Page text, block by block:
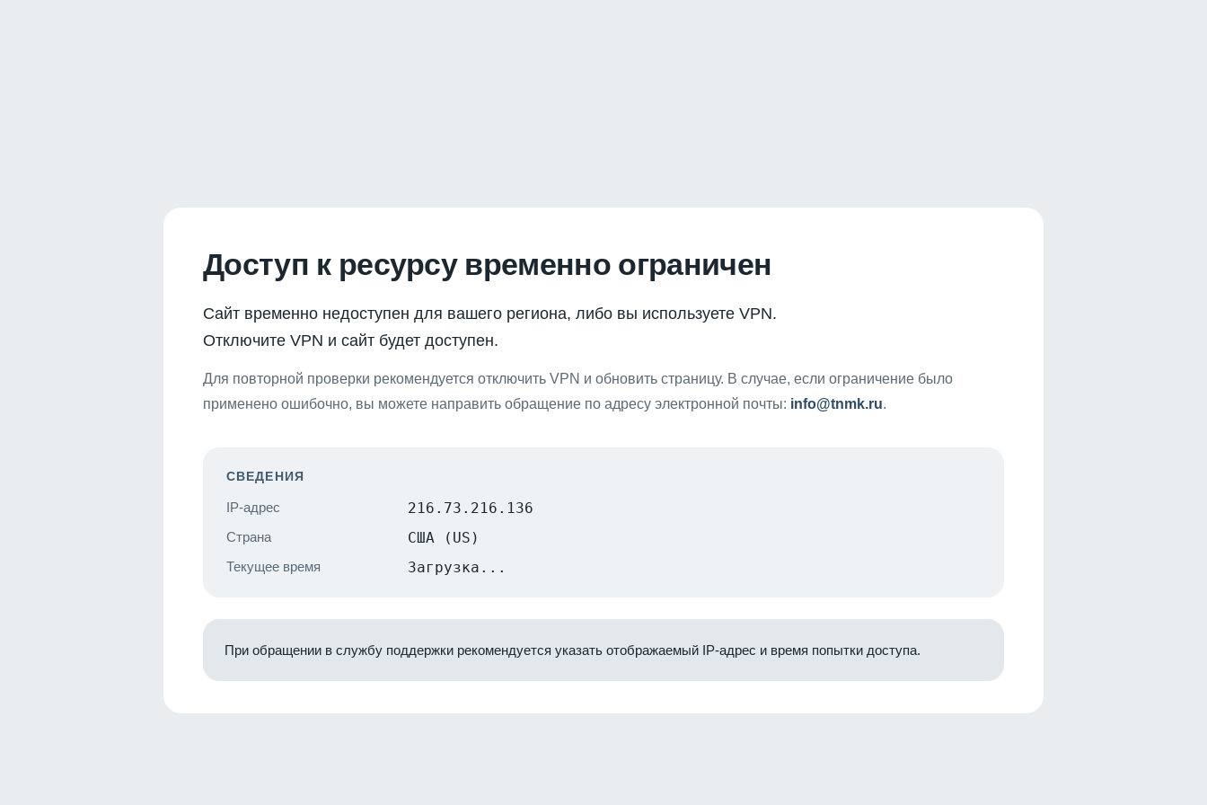
Доступ к ресурсу временно ограничен
Сайт временно недоступен для вашего региона, либо вы используете VPN.
Отключите VPN и сайт будет доступен.
Для повторной проверки рекомендуется отключить VPN и обновить страницу. В случае, если ограничение было
применено ошибочно, вы можете направить обращение по адресу электронной почты: info@tnmk.ru.
СВЕДЕНИЯ
IP-адрес 216.73.216.136
Страна США (US)
Текущее время Загрузка...
При обращении в службу поддержки рекомендуется указать отображаемый IP-адрес и время попытки доступа.